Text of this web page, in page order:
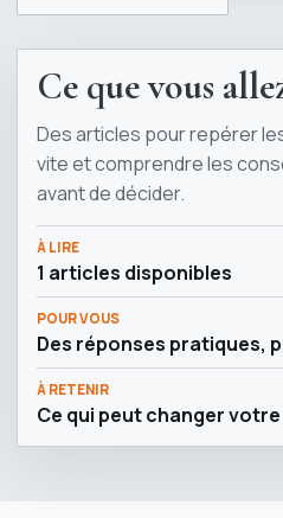
Ce que vous
Des articles pour repérer
vite et comprendre les
avant de décider.
À LIRE
1 articles disponibles
POUR VOUS
Des réponses pratiques,
À RETENIR
Ce qui peut changer